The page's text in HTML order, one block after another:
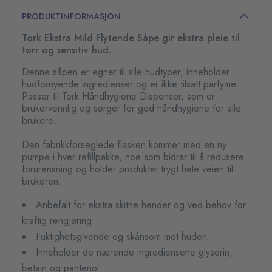
PRODUKTINFORMASJON
Tork Ekstra Mild Flytende Såpe gir ekstra pleie til
tørr og sensitiv hud.
Denne såpen er egnet til alle hudtyper, inneholder
hudfornyende ingredienser og er ikke tilsatt parfyme.
Passer til Tork Håndhygiene Dispenser, som er
brukervennlig og sørger for god håndhygiene for alle
brukere.
Den fabrikkforseglede flasken kommer med en ny
pumpe i hver refillpakke, noe som bidrar til å redusere
forurensning og holder produktet trygt hele veien til
brukeren.
Anbefalt for ekstra skitne hender og ved behov for
kraftig rengjøring
Fuktighetsgivende og skånsom mot huden
Inneholder de nærende ingrediensene glyserin,
betain og pantenol